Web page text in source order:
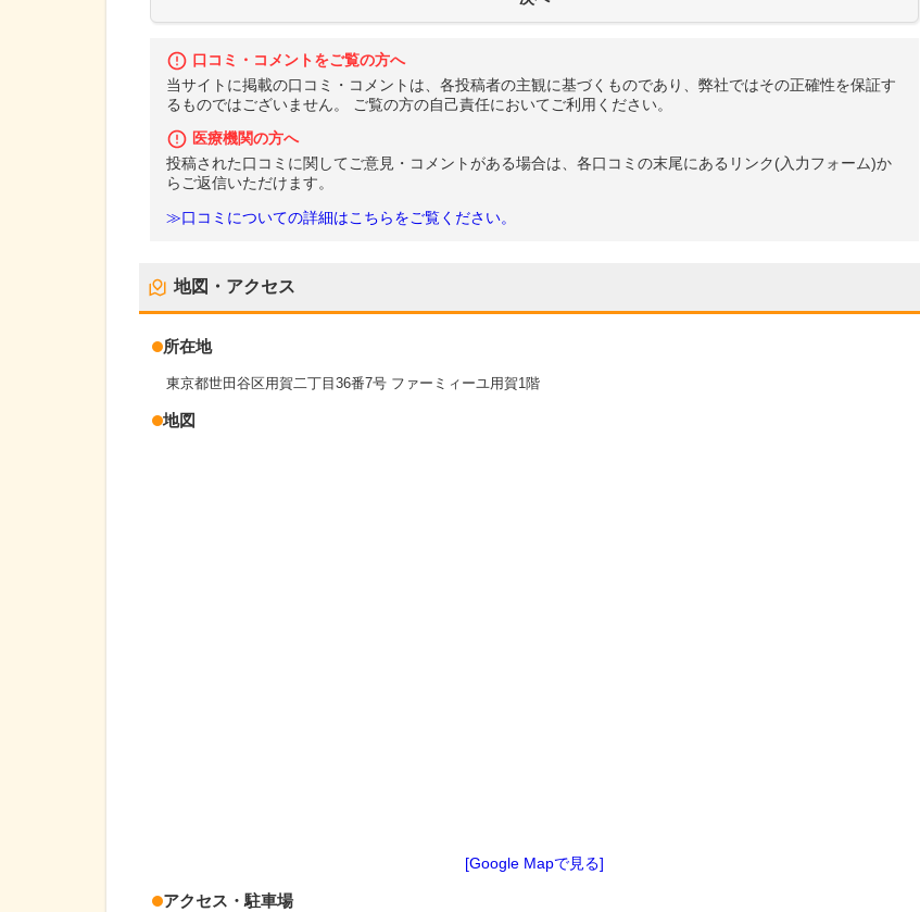
口コミ・コメントをご覧の方へ
当サイトに掲載の口コミ・コメントは、各投稿者の主観に基づくものであり、弊社ではその正確性を保証す
るものではございません。 ご覧の方の自己責任においてご利用ください。
医療機関の方へ
投稿された口コミに関してご意見・コメントがある場合は、各口コミの末尾にあるリンク(入力フォーム)か
らご返信いただけます。
≫口コミについての詳細はこちらをご覧ください。
地図・アクセス
所在地
東京都世田谷区用賀二丁目36番7号 ファーミィーユ用賀1階
地図
[Google Mapで見る]
アクセス・駐車場